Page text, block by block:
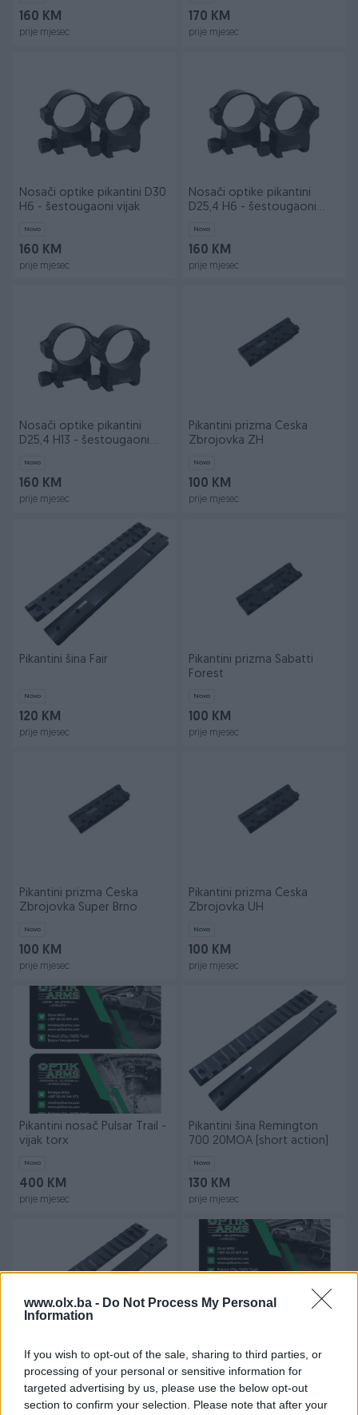
www.olx.ba - Do Not Process My Personal
Information
If you wish to opt-out of the sale, sharing to third parties, or
processing of your personal or sensitive information for
targeted advertising by us, please use the below opt-out
section to confirm your selection. Please note that after your
160 KM
prije mjesec
170 KM
prije mjesec
Nosači optike pikantini D30
H6 - šestougaoni vijak
Novo
160 KM
prije mjesec
Nosači optike pikantini
D25,4 H6 - šestougaoni
Novo
160 KM
prije mjesec
Nosači optike pikantini
D25,4 H13 - šestougaoni
Novo
160 KM
prije mjesec
Pikantini prizma Česka
Zbrojovka ZH
Novo
100 KM
prije mjesec
Pikantini šina Fair
Novo
120 KM
prije mjesec
Pikantini prizma Sabatti
Forest
Novo
100 KM
prije mjesec
Pikantini prizma Česka
Zbrojovka Super Brno
Novo
100 KM
prije mjesec
Pikantini prizma Česka
Zbrojovka UH
Novo
100 KM
prije mjesec
Pikantini nosač Pulsar Trail -
vijak torx
Novo
400 KM
prije mjesec
Pikantini šina Remington
700 20MOA (short action)
Novo
130 KM
prije mjesec
Pikantini šina Bergara B14
20MOA (short action)
Novo
Pikantini baze - Sabatti
Rover (long action)